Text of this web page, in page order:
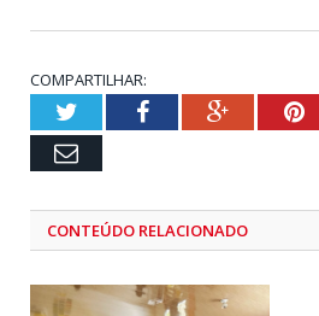
COMPARTILHAR:
TwitterFacebookGoogle+
Email
CONTEÚDO RELACIONADO